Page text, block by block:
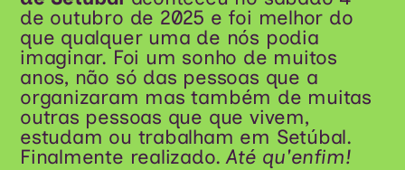
de outubro de 2025 e foi melhor do
que qualquer uma de nós podia
imaginar. Foi um sonho de muitos
anos, não só das pessoas que a
organizaram mas também de muitas
outras pessoas que que vivem,
estudam ou trabalham em Setúbal.
Finalmente realizado.Até qu'enfim!